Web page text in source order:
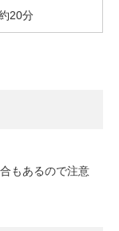
20分
もあるので注意